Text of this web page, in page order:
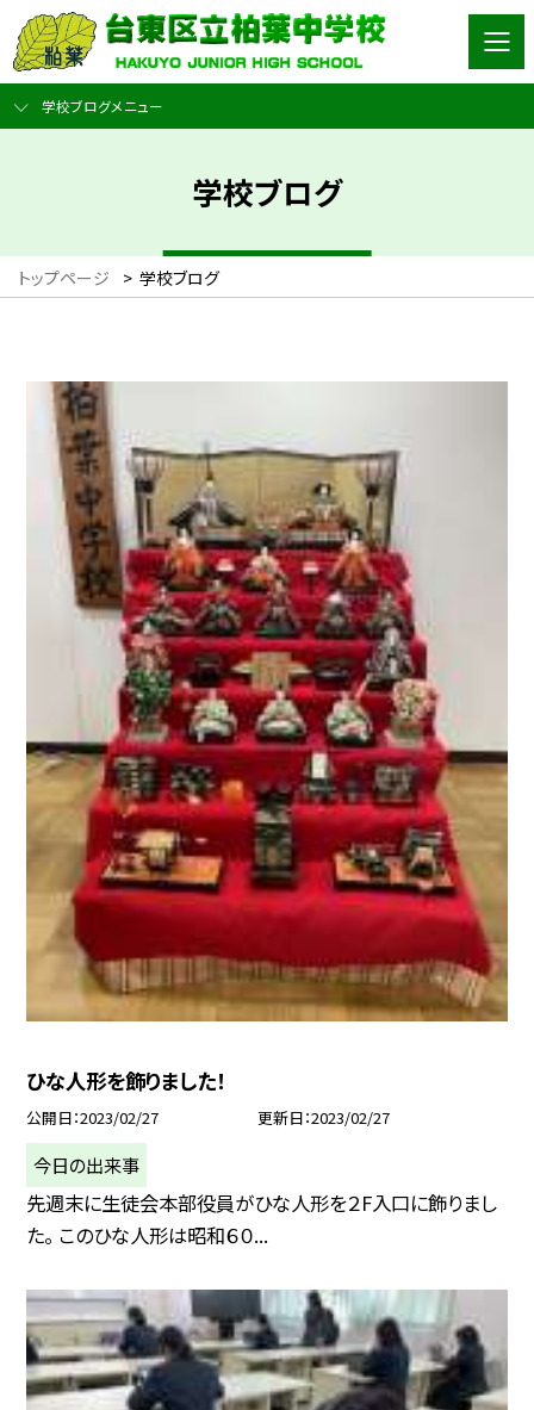
学校ブログメニュー
学校ブログ
トップページ > 学校ブログ
ひな人形を飾りました！
公開日 2023/02/27 更新日 2023/02/27
今日の出来事
先週末に生徒会本部役員がひな人形を２F入口に飾りまし
た。 このひな人形は昭和６０...